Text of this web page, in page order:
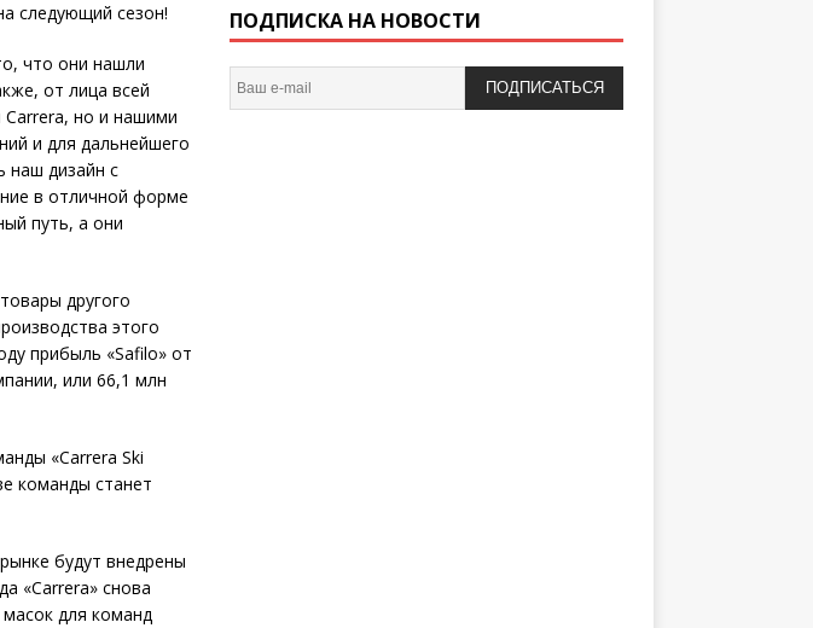
следующий сезон!
что они нашли
от лица всей
но и нашими
и для дальнейшего
наш дизайн с
в отличной форме
путь, а они
другого
этого
прибыль «Safilo» от
или 66,1 млн
«Carrera Ski
команды станет
будут внедрены
«Carrera» снова
для команд
ПОДПИСКА НА НОВОСТИ
ПОДПИСАТЬСЯ